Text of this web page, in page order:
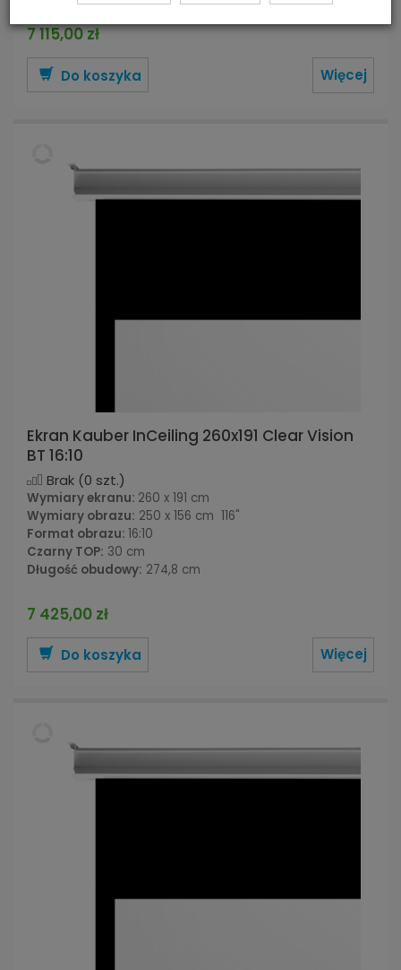
7 115,00 zł
Do koszyka Więcej
Ekran Kauber InCeiling 260x191 Clear Vision
BT 16:10
Brak (0 szt.)
Wymiary ekranu: 260 x 191 cm
Wymiary obrazu: 250 x 156 cm 116"
Format obrazu: 16:10
Czarny TOP: 30 cm
Długość obudowy: 274,8 cm
7 425,00 zł
Do koszyka Więcej